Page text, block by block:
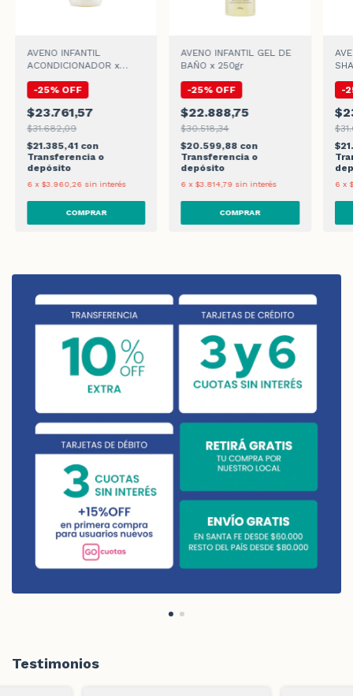
AVENO INFANTIL
ACONDICIONADOR x
-25% OFF
$23.761,57
$31.682,09
$21.385,41 con
Transferencia o
depósito
6 x $3.960,26 sin interés
AVENO INFANTIL GEL DE
BAÑO x 250gr
-25% OFF
$22.888,75
$30.518,34
$20.599,88 con
Transferencia o
depósito
6 x $3.814,79 sin interés
-
6 x
Testimonios